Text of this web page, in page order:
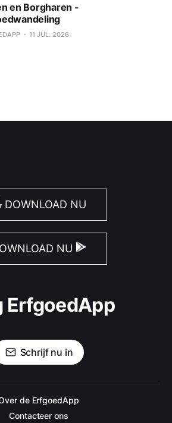
en Borgharen -
11 JUL. 2026
DOWNLOAD NU
NU
ErfgoedApp
Schrijf nu in
de ErfgoedApp
Contacteer ons